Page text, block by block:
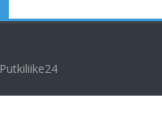
Putkiliike24